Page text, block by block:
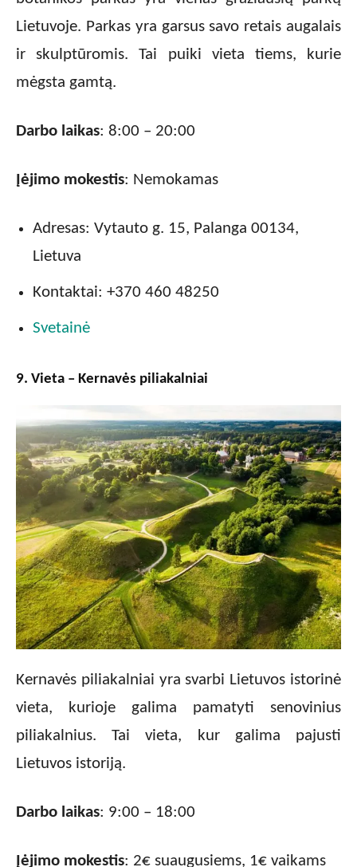
Lietuvoje. Parkas yra garsus savo retais augalais
ir skulptūromis. Tai puiki vieta tiems, kurie
mėgsta gamtą.
Darbo laikas: 8:00 – 20:00
Įėjimo mokestis: Nemokamas
Adresas: Vytauto g. 15, Palanga 00134,
Lietuva
Kontaktai: +370 460 48250
Svetainė
9. Vieta – Kernavės piliakalniai
Kernavės piliakalniai yra svarbi Lietuvos istorinė
vieta, kurioje galima pamatyti senovinius
piliakalnius. Tai vieta, kur galima pajusti
Lietuvos istoriją.
Darbo laikas: 9:00 – 18:00
Įėjimo mokestis: 2€ suaugusiems, 1€ vaikams